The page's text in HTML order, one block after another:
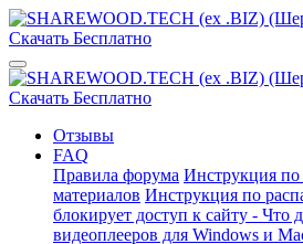
Отзывы
FAQ
Правила форума Инструкция
материалов Инструкция по
блокирует доступ к сайту - Что
видеоплееров для Windows и